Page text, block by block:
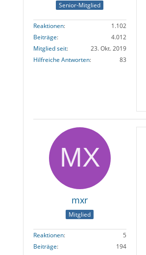
Senior-Mitglied
Reaktionen
1.102
Beiträge
4.012
Mitglied seit
23. Okt. 2019
Hilfreiche Antworten
83
mxr
Mitglied
Reaktionen
5
Beiträge
194